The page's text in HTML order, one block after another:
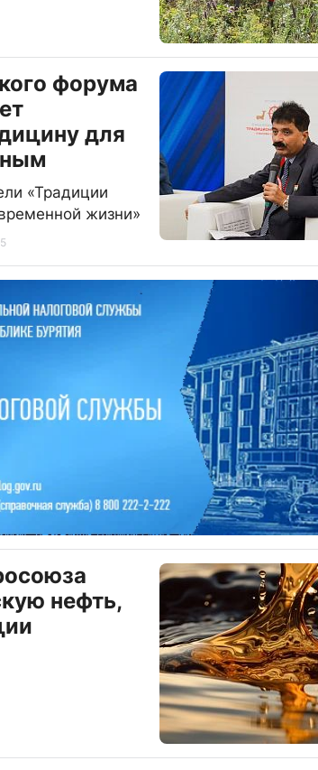
форума
для
«Традиции
жизни»
нефть,